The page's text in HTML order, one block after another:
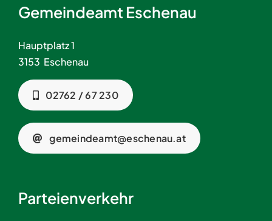
Gemeindeamt Eschenau
Hauptplatz 1
3153 Eschenau
02762 / 67 230
gemeindeamt@eschenau.at
Parteienverkehr